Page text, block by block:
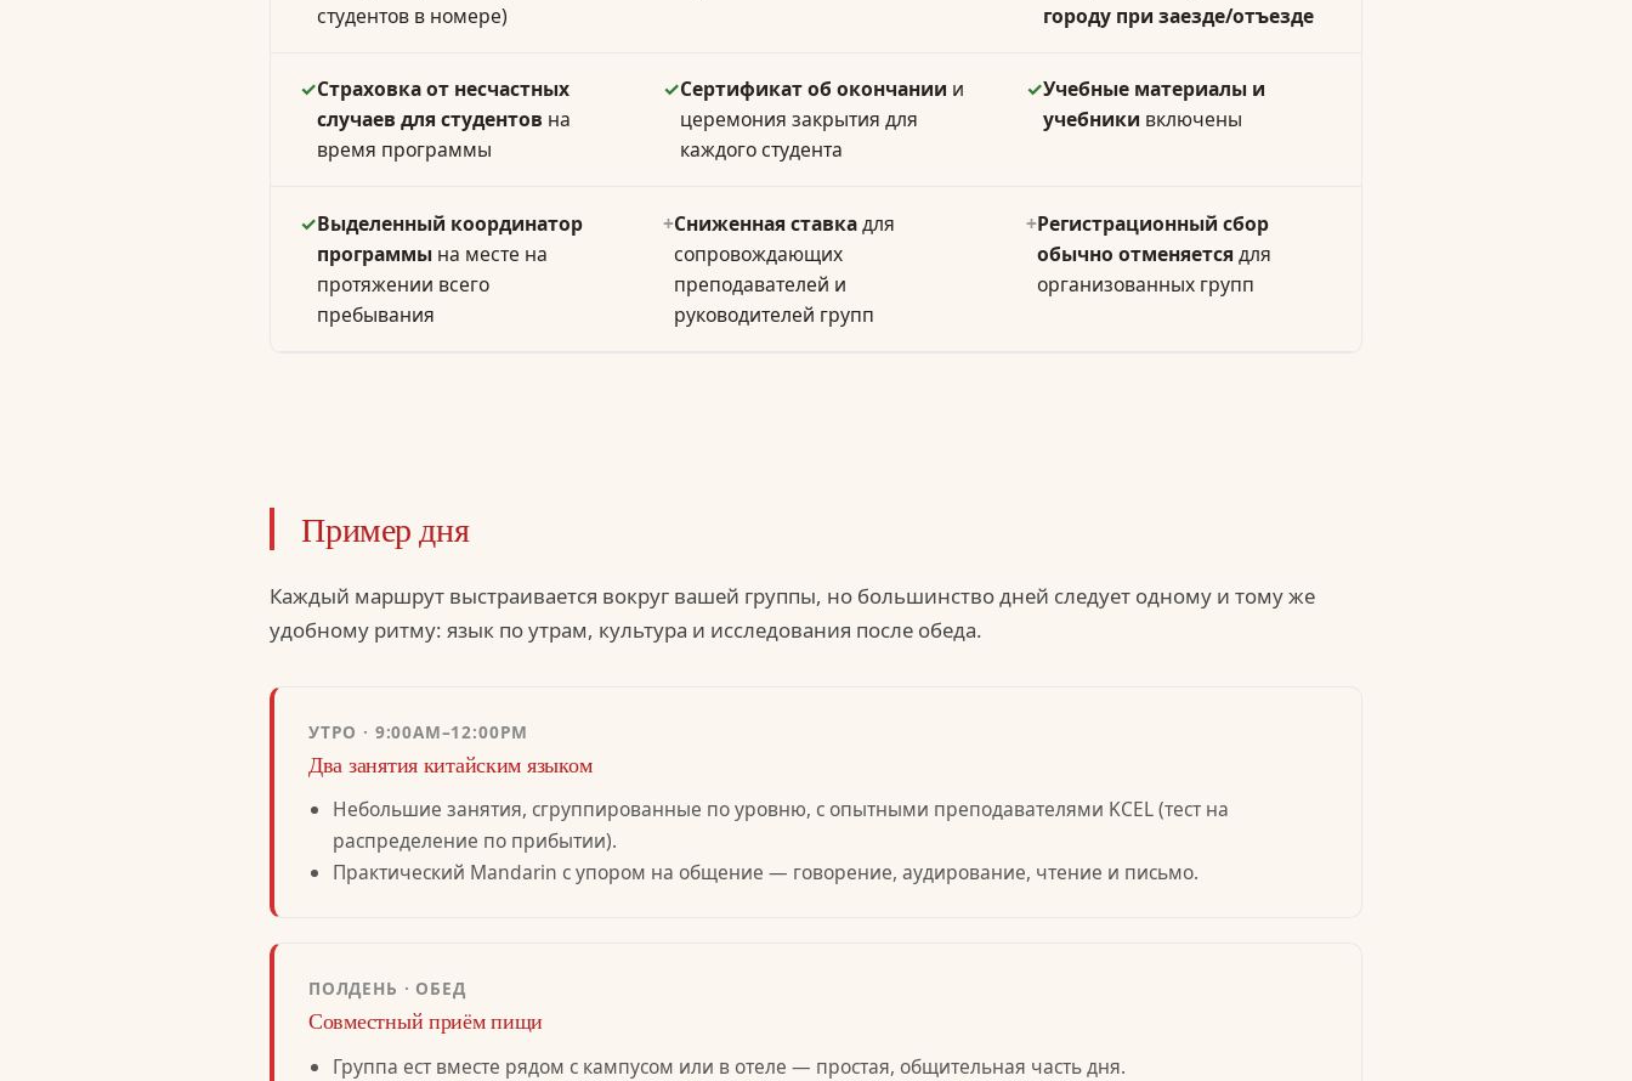
студентов в номере)
городу при заезде/отъезде
✓Страховка от несчастных
случаев для студентов на
время программы
✓Сертификат об окончании и
церемония закрытия для
каждого студента
✓Учебные материалы и
учебники включены
✓Выделенный координатор
программы на месте на
протяжении всего
пребывания
+Сниженная ставкадля
сопровождающих
преподавателей и
руководителей групп
+Регистрационный сбор
обычно отменяется для
организованных групп
Пример дня
Каждый маршрут выстраивается вокруг вашей группы, но большинство дней следует одному и тому же
удобному ритму: язык по утрам, культура и исследования после обеда.
УТРО · 9:00AM–12:00PM
Два занятия китайским языком
Небольшие занятия, сгруппированные по уровню, с опытными преподавателями KCEL (тест на
распределение по прибытии).
Практический Mandarin с упором на общение — говорение, аудирование, чтение и письмо.
ПОЛДЕНЬ · ОБЕД
Совместный приём пищи
Группа ест вместе рядом с кампусом или в отеле — простая, общительная часть дня.